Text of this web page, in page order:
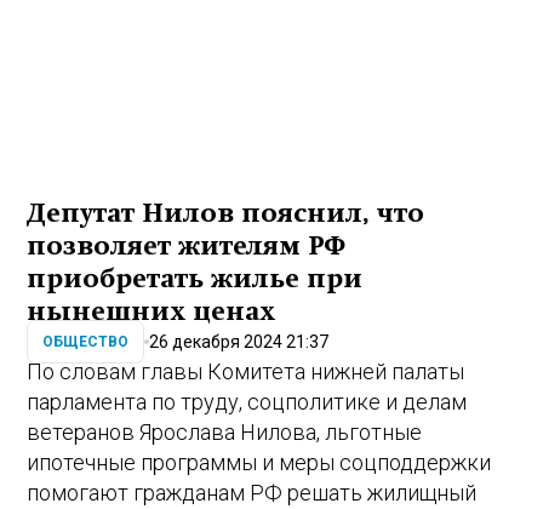
Депутат Нилов пояснил, что
позволяет жителям РФ
приобретать жилье при
нынешних ценах
ОБЩЕСТВО 26 декабря 2024 21:37
По словам главы Комитета нижней палаты
парламента по труду, соцполитике и делам
ветеранов Ярослава Нилова, льготные
ипотечные программы и меры соцподдержки
помогают гражданам РФ решать жилищный